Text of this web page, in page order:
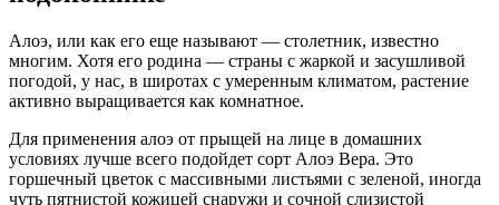
Алоэ, или как его еще называют — столетник, известно
многим. Хотя его родина — страны с жаркой и засушливой
погодой, у нас, в широтах с умеренным климатом, растение
активно выращивается как комнатное.
Для применения алоэ от прыщей на лице в домашних
условиях лучше всего подойдет сорт Алоэ Вера. Это
горшечный цветок с массивными листьями с зеленой, иногда
чуть пятнистой кожицей снаружи и сочной слизистой